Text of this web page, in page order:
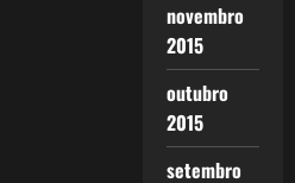
novembro
2015
outubro
2015
setembro